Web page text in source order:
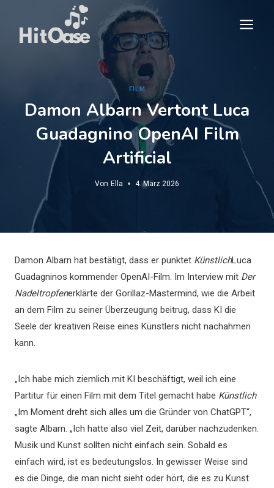
springen
FILM
Damon Albarn Vertont Luca
Guadagnino OpenAI Film
Artificial
Von Ella 4. März 2026
Damon Albarn hat bestätigt, dass er punktet KünstlichLuca
Guadagninos kommender OpenAI-Film. Im Interview mit Der
Nadeltropfenerklärte der Gorillaz-Mastermind, wie die Arbeit
an dem Film zu seiner Überzeugung beitrug, dass KI die
Seele der kreativen Reise eines Künstlers nicht nachahmen
kann.
„Ich habe mich ziemlich mit KI beschäftigt, weil ich eine
Partitur für einen Film mit dem Titel gemacht habe Künstlich
„Im Moment dreht sich alles um die Gründer von ChatGPT“,
sagte Albarn. „Ich hatte also viel Zeit, darüber nachzudenken.
Musik und Kunst sollten nicht einfach sein. Sobald es
einfach wird, ist es bedeutungslos. In gewisser Weise sind
es die Dinge, die man nicht sieht oder hört, die es zu Kunst